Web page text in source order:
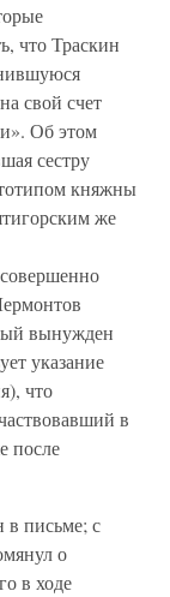
что Траскин
свой счет
Об этом
сестру
княжны
же
вынужден
указание
что
в
после
в письме; с
о
в ходе